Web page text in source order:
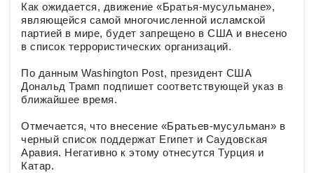
Как ожидается, движение «Братья-мусульмане»,
являющейся самой многочисленной исламской
партией в мире, будет запрещено в США и внесено
в список террористических организаций.
По данным Washington Post, президент США
Дональд Трамп подпишет соответствующей указ в
ближайшее время.
Отмечается, что внесение «Братьев-мусульман» в
черный список поддержат Египет и Саудовская
Аравия. Негативно к этому отнесутся Турция и
Катар.